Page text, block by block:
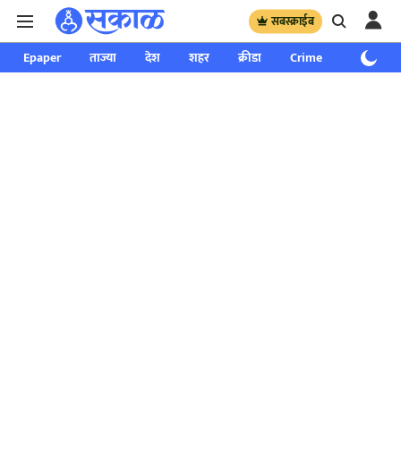
सबस्क्राईब
Epaper ताज्या देश शहर क्रीडा Crime साप्ताहिक